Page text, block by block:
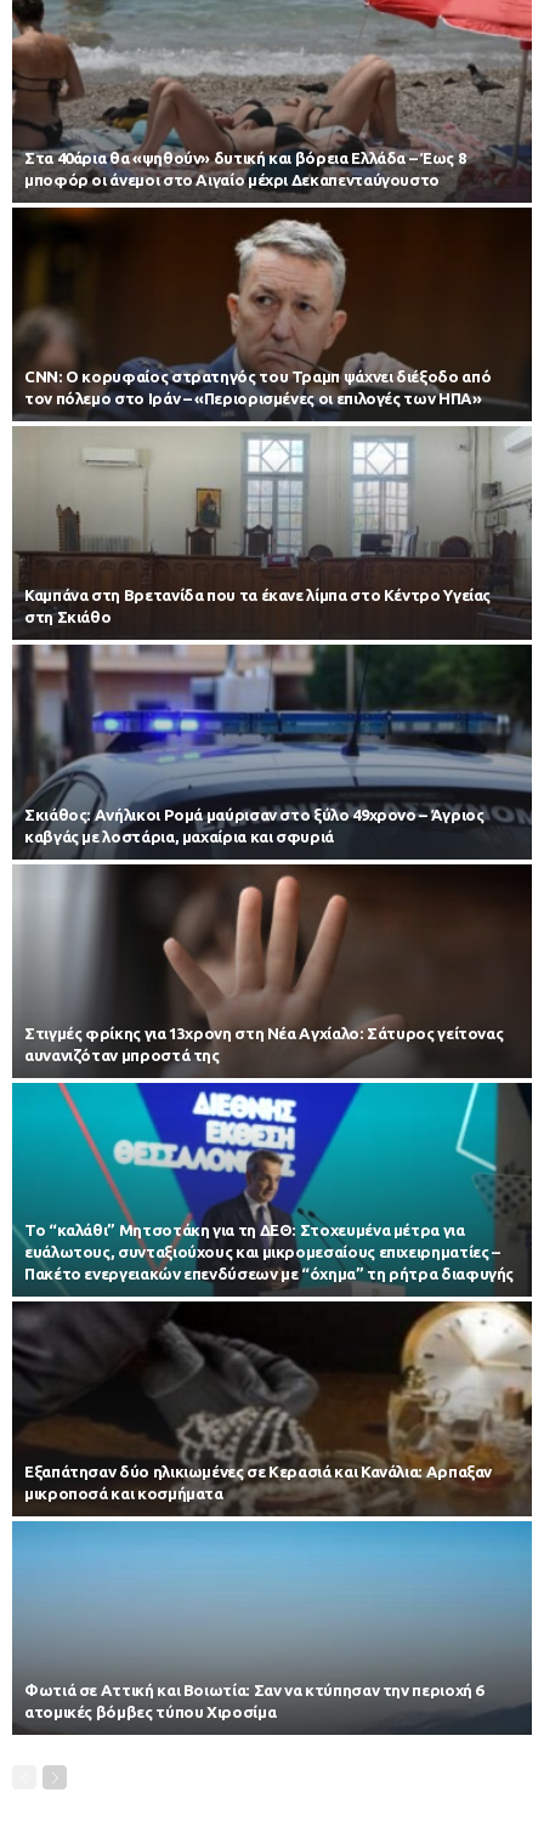
Στα 40άρια θα «ψηθούν» δυτική και βόρεια Ελλάδα – Έως 8
μποφόρ οι άνεμοι στο Αιγαίο μέχρι Δεκαπενταύγουστο
CNN: Ο κορυφαίος στρατηγός του Τραμπ ψάχνει διέξοδο από
τον πόλεμο στο Ιράν – «Περιορισμένες οι επιλογές των ΗΠΑ»
Καμπάνα στη Βρετανίδα που τα έκανε λίμπα στο Κέντρο Υγείας
στη Σκιάθο
Σκιάθος: Ανήλικοι Ρομά μαύρισαν στο ξύλο 49χρονο – Άγριος
καβγάς με λοστάρια, μαχαίρια και σφυριά
Στιγμές φρίκης για 13χρονη στη Νέα Αγχίαλο: Σάτυρος γείτονας
αυνανιζόταν μπροστά της
Το “καλάθι” Μητσοτάκη για τη ΔΕΘ: Στοχευμένα μέτρα για
ευάλωτους, συνταξιούχους και μικρομεσαίους επιχειρηματίες –
Πακέτο ενεργειακών επενδύσεων με “όχημα” τη ρήτρα διαφυγής
Εξαπάτησαν δύο ηλικιωμένες σε Κερασιά και Κανάλια: Αρπαξαν
μικροποσά και κοσμήματα
Φωτιά σε Αττική και Βοιωτία: Σαν να κτύπησαν την περιοχή 6
ατομικές βόμβες τύπου Χιροσίμα